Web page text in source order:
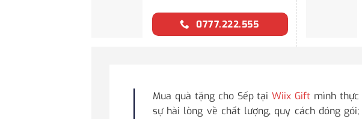
0777.222.555
Mua quà tặng cho Sếp tạiWiix Gift mình thực
sự hài lòng về chất lượng, quy cách đóng gói;